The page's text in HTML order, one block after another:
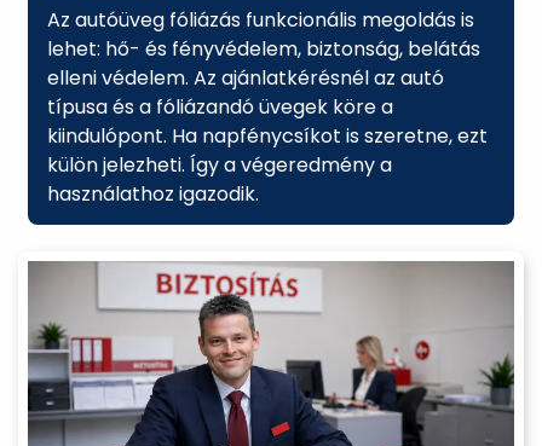
Az autóüveg fóliázás funkcionális megoldás is
lehet: hő- és fényvédelem, biztonság, belátás
elleni védelem. Az ajánlatkérésnél az autó
típusa és a fóliázandó üvegek köre a
kiindulópont. Ha napfénycsíkot is szeretne, ezt
külön jelezheti. Így a végeredmény a
használathoz igazodik.